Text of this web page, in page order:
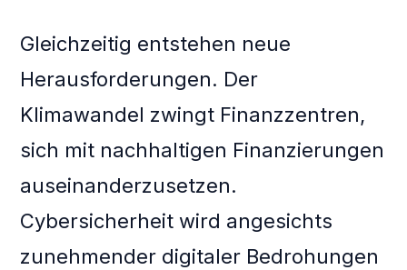
Gleichzeitig entstehen neue
Herausforderungen. Der
Klimawandel zwingt Finanzzentren,
sich mit nachhaltigen Finanzierungen
auseinanderzusetzen.
Cybersicherheit wird angesichts
zunehmender digitaler Bedrohungen